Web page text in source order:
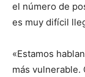
el número de
es muy difícil
«Estamos
más vulnerable.